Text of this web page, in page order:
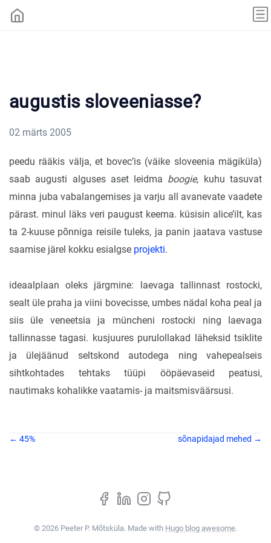
augustis sloveeniasse?
02 märts 2005
peedu rääkis välja, et bovec’is (väike sloveenia mägiküla)
saab augusti alguses aset leidma boogie, kuhu tasuvat
minna juba vabalangemises ja varju all avanevate vaadete
pärast. minul läks veri paugust keema. küsisin alice’ilt, kas
ta 2-kuuse põnniga reisile tuleks, ja panin jaatava vastuse
saamise järel kokku esialgse projekti.
ideaalplaan oleks järgmine: laevaga tallinnast rostocki,
sealt üle praha ja viini bovecisse, umbes nädal koha peal ja
siis üle veneetsia ja müncheni rostocki ning laevaga
tallinnasse tagasi. kusjuures purulollakad läheksid tsiklite
ja ülejäänud seltskond autodega ning vahepealseis
sihtkohtades tehtaks tüüpi ööpäevaseid peatusi,
nautimaks kohalikke vaatamis- ja maitsmisväärsusi.
← 45% sõnapidajad mehed →
© 2026 Peeter P. Mõtsküla. Made with Hugo blog awesome.